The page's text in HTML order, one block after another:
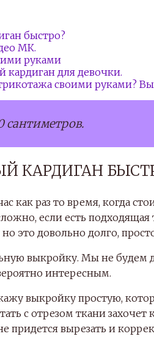
быстро?
МК.
руками
для девочки.
своими руками?
сантиметров.
КАРДИГАН
как раз то время, когда
если есть подходящая
это довольно долго,
выкройку. Мы не будем
интересным.
выкройку простую,
с отрезом ткани
вырезать и